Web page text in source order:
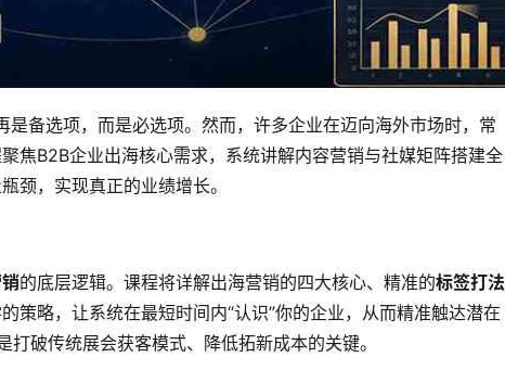
是备选项，而是必选项。然而，许多企业在迈向海外市场时，常
焦B2B企业出海核心需求，系统讲解内容营销与社媒矩阵搭建全
颈，实现真正的业绩增长。
的底层逻辑。课程将详解出海营销的四大核心、精准的标签打法
策略，让系统在最短时间内“认识”你的企业，从而精准触达潜在
打破传统展会获客模式、降低拓新成本的关键。